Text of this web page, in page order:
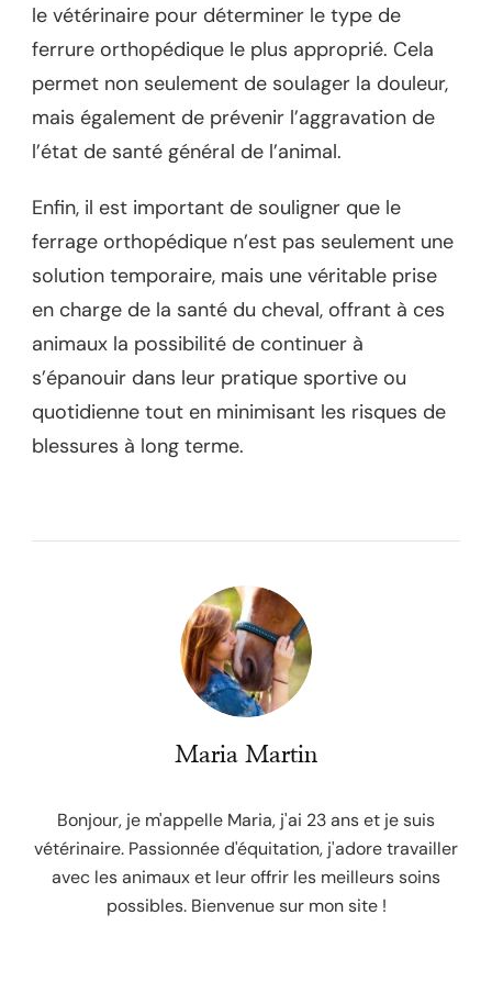
le vétérinaire pour déterminer le type de
ferrure orthopédique le plus approprié. Cela
permet non seulement de soulager la douleur,
mais également de prévenir l’aggravation de
l’état de santé général de l’animal.
Enfin, il est important de souligner que le
ferrage orthopédique n’est pas seulement une
solution temporaire, mais une véritable prise
en charge de la santé du cheval, offrant à ces
animaux la possibilité de continuer à
s’épanouir dans leur pratique sportive ou
quotidienne tout en minimisant les risques de
blessures à long terme.
Maria Martin
Bonjour, je m'appelle Maria, j'ai 23 ans et je suis
vétérinaire. Passionnée d'équitation, j'adore travailler
avec les animaux et leur offrir les meilleurs soins
possibles. Bienvenue sur mon site !